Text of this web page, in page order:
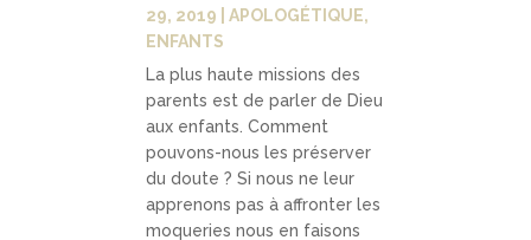
contacter
soutenir
29, 2019 |APOLOGÉTIQUE,
ENFANTS
La plus haute missions des
parents est de parler de Dieu
aux enfants. Comment
pouvons-nous les préserver
du doute ? Si nous ne leur
apprenons pas à affronter les
moqueries nous en faisons